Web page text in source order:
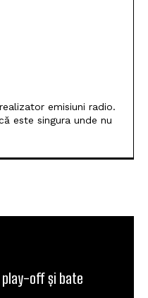
off și bate
secund la
Finlanda cu KuPS.
la Memorialul
Jiu